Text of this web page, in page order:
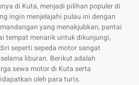
di Kuta, menjadi pilihan populer di
ingin menjelajahi pulau ini dengan
yang menakjubkan, pantai
tempat menarik untuk dikunjungi,
seperti sepeda motor sangat
liburan. Berikut adalah
sewa motor di Kuta serta
oleh para turis.